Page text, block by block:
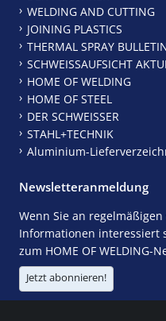
WELDING AND CUTTING
JOINING PLASTICS
THERMAL SPRAY
SCHWEISSAUFSICHT
HOME OF WELDING
HOME OF STEEL
DER SCHWEISSER
STAHL+TECHNIK
Aluminium-
Newsletteranmeldung
Wenn Sie an
Informationen interessiert
zum HOME OF WELDING-
Jetzt abonnieren!